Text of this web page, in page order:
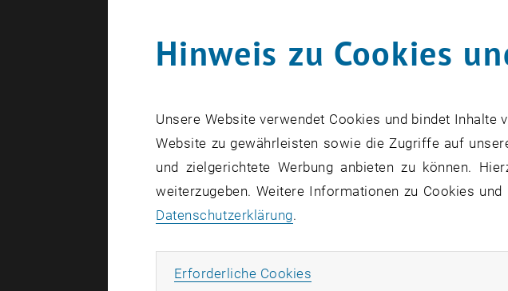
Hinweis zu Cookies
Unsere Website verwendet Cookies und bindet
Website zu gewährleisten sowie die Zugriffe auf
und zielgerichtete Werbung anbieten zu können.
weiterzugeben. Weitere Informationen zu Cookies
Datenschutzerklärung.
Erforderliche Cookies